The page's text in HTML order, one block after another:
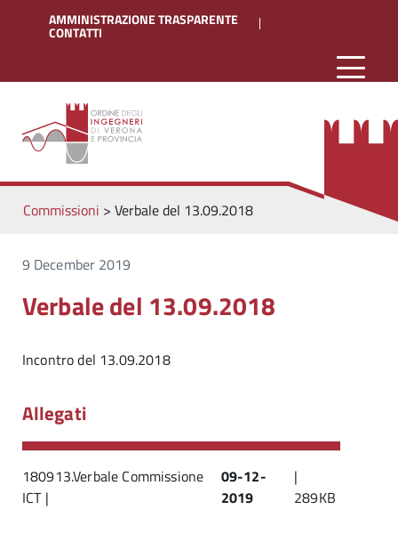
AMMINISTRAZIONE TRASPARENTE
CONTATTI
Commissioni > Verbale del 13.09.2018
9 December 2019
Verbale del 13.09.2018
Incontro del 13.09.2018
Allegati
180913.Verbale Commissione
ICT |
09-12-
2019
|
289KB